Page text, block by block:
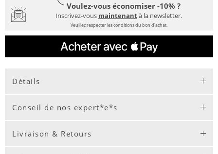
Voulez-vous économiser -10% ?
Inscrivez-vous maintenantà la newsletter.
Veuillez respecter les conditions du bon d'achat.
Détails
Conseil de nos expert*e*s
Livraison & Retours